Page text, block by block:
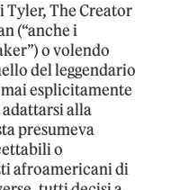
Tyler, The Creator
(“anche i
o volendo
del leggendario
esplicitamente
alla
presumeva
o
afroamericani di